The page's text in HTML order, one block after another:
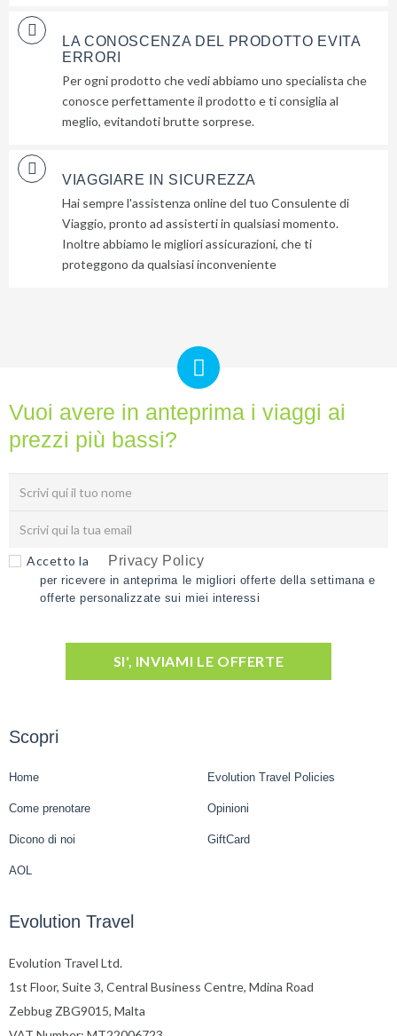
LA CONOSCENZA DEL PRODOTTO EVITA
ERRORI
Per ogni prodotto che vedi abbiamo uno specialista che
conosce perfettamente il prodotto e ti consiglia al
meglio, evitandoti brutte sorprese.
VIAGGIARE IN SICUREZZA
Hai sempre l'assistenza online del tuo Consulente di
Viaggio, pronto ad assisterti in qualsiasi momento.
Inoltre abbiamo le migliori assicurazioni, che ti
proteggono da qualsiasi inconveniente
Vuoi avere in anteprima i viaggi ai
prezzi più bassi?
Accetto la Privacy Policy
per ricevere in anteprima le migliori offerte della settimana e
offerte personalizzate sui miei interessi
SI', INVIAMI LE OFFERTE
Scopri
Home Evolution Travel Policies
Come prenotare Opinioni
Dicono di noi GiftCard
AOL
Evolution Travel
Evolution Travel Ltd.
1st Floor, Suite 3, Central Business Centre, Mdina Road
Zebbug ZBG9015, Malta